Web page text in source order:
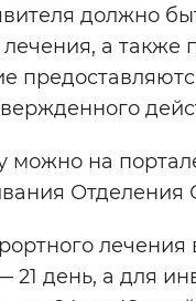
должно
а
можно на
день, а для